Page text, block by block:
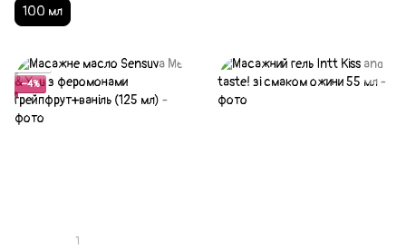
100 мл
Акція
−4%
1